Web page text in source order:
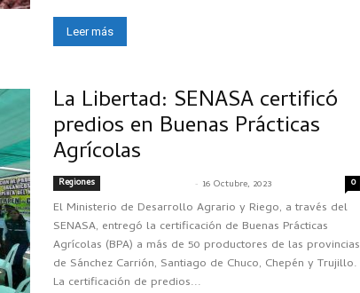
Leer más
La Libertad: SENASA certificó
predios en Buenas Prácticas
Agrícolas
Regiones - 16 Octubre, 2023 0
El Ministerio de Desarrollo Agrario y Riego, a través del
SENASA, entregó la certificación de Buenas Prácticas
Agrícolas (BPA) a más de 50 productores de las provincias
de Sánchez Carrión, Santiago de Chuco, Chepén y Trujillo.
La certificación de predios...